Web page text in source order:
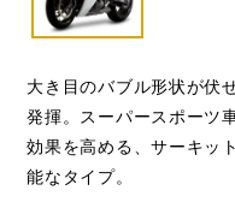
大き目のバブル形状が伏
発揮。スーパースポーツ
効果を高める、サーキッ
能なタイプ。